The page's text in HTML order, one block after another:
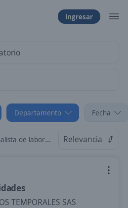
Ingresar
Departamento Fecha
en Bogotá, D.C. Relevancia
TEMPORALES SAS